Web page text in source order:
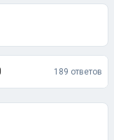
189 ответов